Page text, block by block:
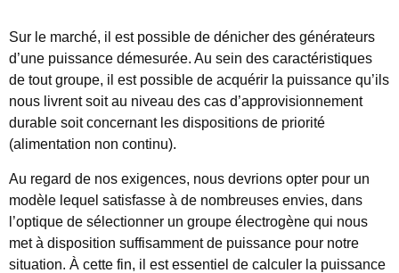
Sur le marché, il est possible de dénicher des générateurs
d’une puissance démesurée. Au sein des caractéristiques
de tout groupe, il est possible de acquérir la puissance qu’ils
nous livrent soit au niveau des cas d’approvisionnement
durable soit concernant les dispositions de priorité
(alimentation non continu).
Au regard de nos exigences, nous devrions opter pour un
modèle lequel satisfasse à de nombreuses envies, dans
l’optique de sélectionner un groupe électrogène qui nous
met à disposition suffisamment de puissance pour notre
situation. À cette fin, il est essentiel de calculer la puissance